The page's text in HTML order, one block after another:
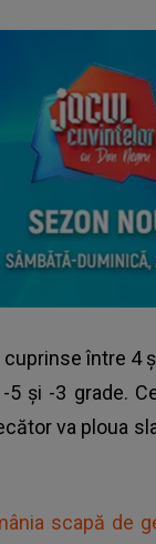
între 4
și -3 grade.
va ploua
scapă de